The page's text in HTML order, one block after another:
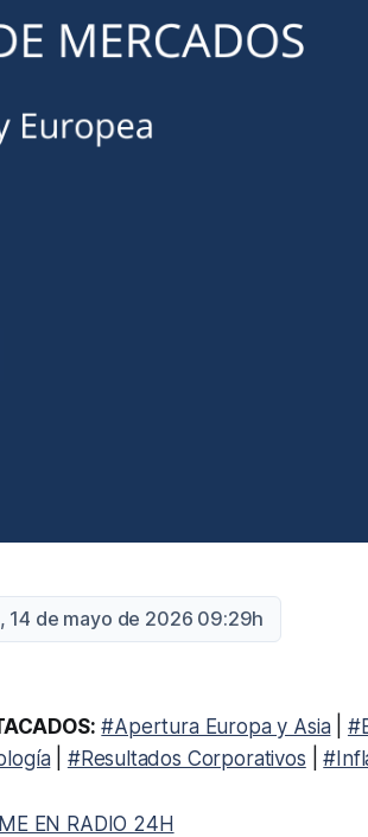
14 de mayo de 2026 09:29h
#Apertura Europa y Asia|
| #Resultados Corporativos |
EN RADIO 24H